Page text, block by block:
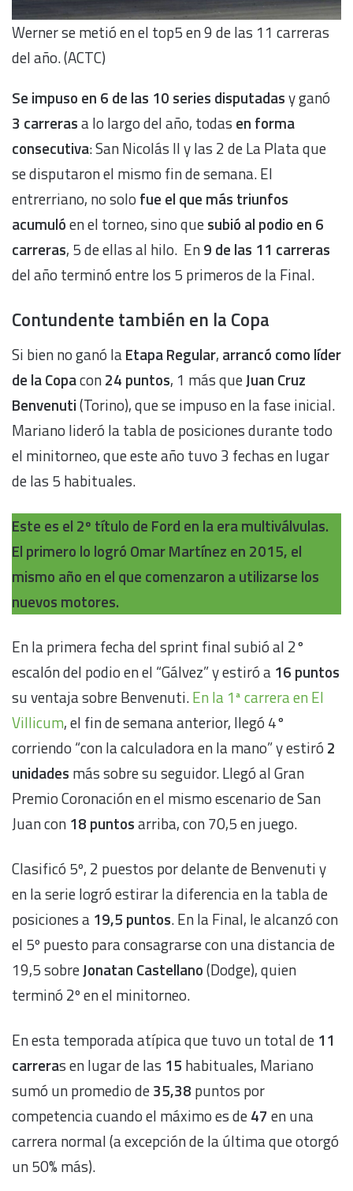
Werner se metió en el top5 en 9 de las 11 carreras
del año. (ACTC)
Se impuso en 6 de las 10 series disputadasy ganó
3 carrerasa lo largo del año, todas en forma
consecutiva: San Nicolás II y las 2 de La Plata que
se disputaron el mismo fin de semana. El
entrerriano, no solo fue el que más triunfos
acumulóen el torneo, sino quesubió al podio en 6
carreras, 5 de ellas al hilo. En9 de las 11 carreras
del año terminó entre los 5 primeros de la Final.
Contundente también en la Copa
Si bien no ganó laEtapa Regular, arrancó como líder
de la Copacon24 puntos, 1 más queJuan Cruz
Benvenuti(Torino), que se impuso en la fase inicial.
Mariano lideró la tabla de posiciones durante todo
el minitorneo, que este año tuvo 3 fechas en lugar
de las 5 habituales.
Este es el 2º título de Ford en la era multiválvulas.
El primero lo logró Omar Martínez en 2015, el
mismo año en el que comenzaron a utilizarse los
nuevos motores.
En la primera fecha del sprint final subió al 2°
escalón del podio en el “Gálvez” y estiró a 16 puntos
su ventaja sobre Benvenuti.En la 1ª carrera en El
Villicum, el fin de semana anterior, llegó 4°
corriendo “con la calculadora en la mano” y estiró 2
unidades más sobre su seguidor. Llegó al Gran
Premio Coronación en el mismo escenario de San
Juan con 18 puntosarriba, con 70,5 en juego.
Clasificó 5º, 2 puestos por delante de Benvenuti y
en la serie logró estirar la diferencia en la tabla de
posiciones a 19,5 puntos. En la Final, le alcanzó con
el 5º puesto para consagrarse con una distancia de
19,5 sobreJonatan Castellano(Dodge), quien
terminó 2º en el minitorneo.
En esta temporada atípica que tuvo un total de 11
carreras en lugar de las 15 habituales, Mariano
sumó un promedio de35,38 puntos por
competencia cuando el máximo es de47 en una
carrera normal (a excepción de la última que otorgó
un 50% más).